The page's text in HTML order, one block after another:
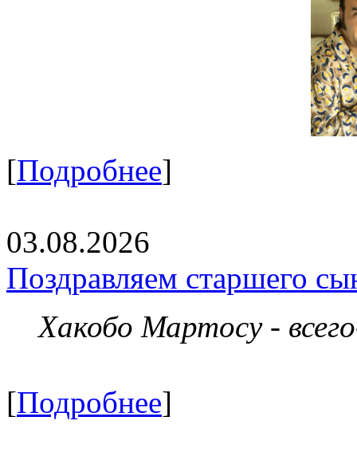
[Подробнее]
03.08.2026
Поздравляем старшего
Хакобо Мартосу -
[Подробнее]